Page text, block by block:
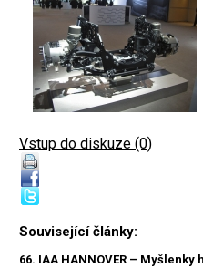
Vstup do diskuze (0)
Související články:
66. IAA HANNOVER –